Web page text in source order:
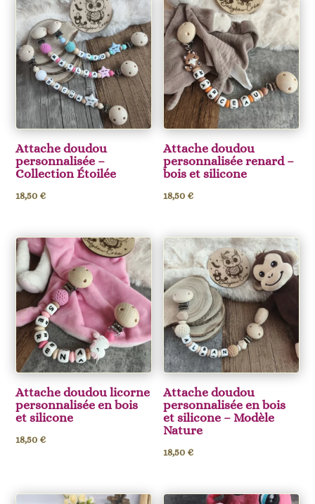
Attache doudou
personnalisée –
Collection Étoilée
18,50 €
Attache doudou
personnalisée renard –
bois et silicone
18,50 €
Attache doudou licorne
personnalisée en bois
et silicone
18,50 €
Attache doudou
personnalisée en bois
et silicone – Modèle
Nature
18,50 €